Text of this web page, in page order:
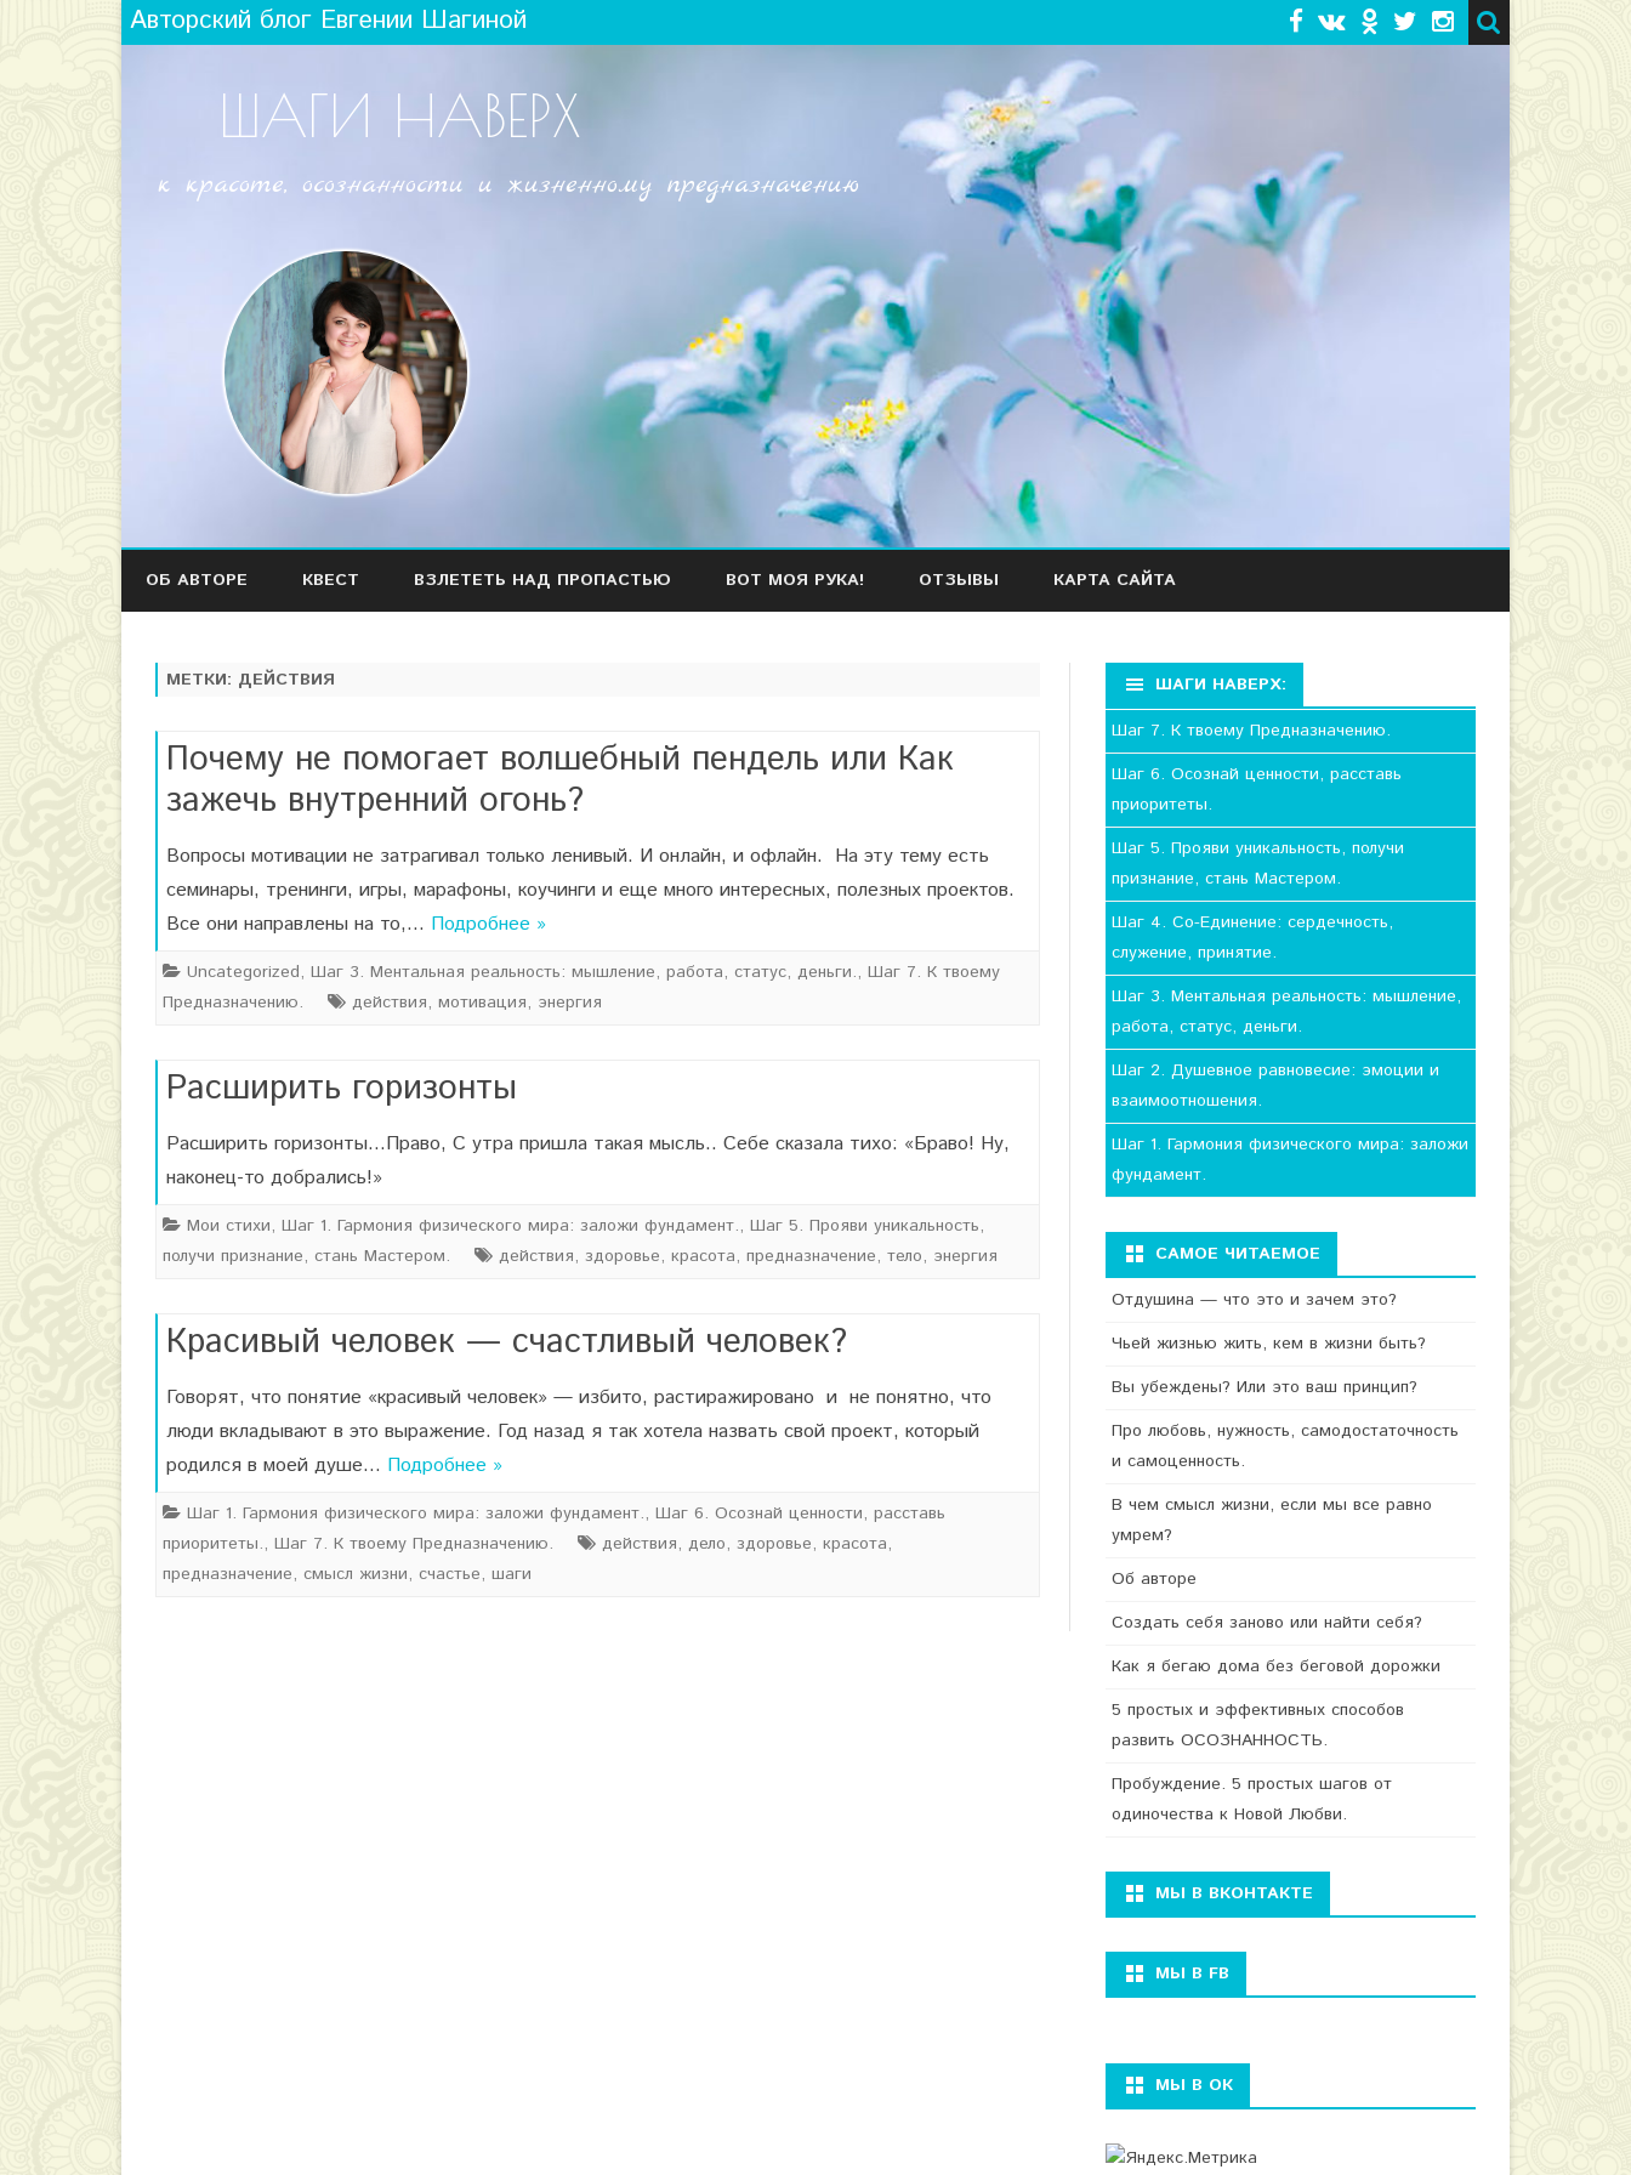
Авторский блог Евгении Шагиной
ШАГИ НАВЕРХ
к красоте, осознанности и жизненному предназначению
Наверх
ОБ АВТОРЕ КВЕСТ ВЗЛЕТЕТЬ НАД ПРОПАСТЬЮ ВОТ МОЯ РУКА! ОТЗЫВЫ КАРТА САЙТА
МЕТКИ: ДЕЙСТВИЯ
Почему не помогает волшебный пендель или Как
зажечь внутренний огонь?
Вопросы мотивации не затрагивал только ленивый. И онлайн, и офлайн. На эту тему есть
семинары, тренинги, игры, марафоны, коучинги и еще много интересных, полезных проектов.
Все они направлены на то,… Подробнее »
Uncategorized, Шаг 3. Ментальная реальность: мышление, работа, статус, деньги., Шаг 7. К твоему
Предназначению.
действия, мотивация, энергия
Расширить горизонты
Расширить горизонты…Право, С утра пришла такая мысль.. Себе сказала тихо: «Браво! Ну,
наконец-то добрались!»
Мои стихи, Шаг 1. Гармония физического мира: заложи фундамент., Шаг 5. Прояви уникальность,
получи признание, стань Мастером.
действия, здоровье, красота, предназначение, тело, энергия
Красивый человек — счастливый человек?
Говорят, что понятие «красивый человек» — избито, растиражировано и не понятно, что
люди вкладывают в это выражение. Год назад я так хотела назвать свой проект, который
родился в моей душе… Подробнее »
Шаг 1. Гармония физического мира: заложи фундамент., Шаг 6. Осознай ценности, расставь
приоритеты., Шаг 7. К твоему Предназначению. действия, дело, здоровье, красота,
предназначение, смысл жизни, счастье, шаги
ШАГИ НАВЕРХ:
Шаг 7. К твоему Предназначению.
Шаг 6. Осознай ценности, расставь
приоритеты.
Шаг 5. Прояви уникальность, получи
признание, стань Мастером.
Шаг 4. Со-Единение: сердечность,
служение, принятие.
Шаг 3. Ментальная реальность: мышление,
работа, статус, деньги.
Шаг 2. Душевное равновесие: эмоции и
взаимоотношения.
Шаг 1. Гармония физического мира: заложи
фундамент.
САМОЕ ЧИТАЕМОЕ
Отдушина — что это и зачем это?
Чьей жизнью жить, кем в жизни быть?
Вы убеждены? Или это ваш принцип?
Про любовь, нужность, самодостаточность
и самоценность.
В чем смысл жизни, если мы все равно
умрем?
Об авторе
Создать себя заново или найти себя?
Как я бегаю дома без беговой дорожки
5 простых и эффективных способов
развить ОСОЗНАННОСТЬ.
Пробуждение. 5 простых шагов от
одиночества к Новой Любви.
МЫ В ВКОНТАКТЕ
МЫ В FB
МЫ В ОК